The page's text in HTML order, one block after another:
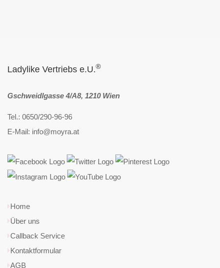
Ladylike Vertriebs e.U.®
Gschweidlgasse 4/A8, 1210 Wien
Tel.: 0650/290-96-96
E-Mail: info@moyra.at
Home
Über uns
Callback Service
Kontaktformular
AGB